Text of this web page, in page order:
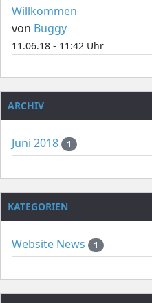
Willkommen
von Buggy
11.06.18 - 11:42 Uhr
ARCHIV
Juni 2018 1
KATEGORIEN
Website News 1